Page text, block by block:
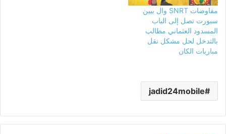
مفاوضات SNRT وال بيين
سبورت تصل إلى الباب
المسدود العثماني مطالب
بالتدخل لحل مشكل نقل
مباريات الكان
jadid24mobile